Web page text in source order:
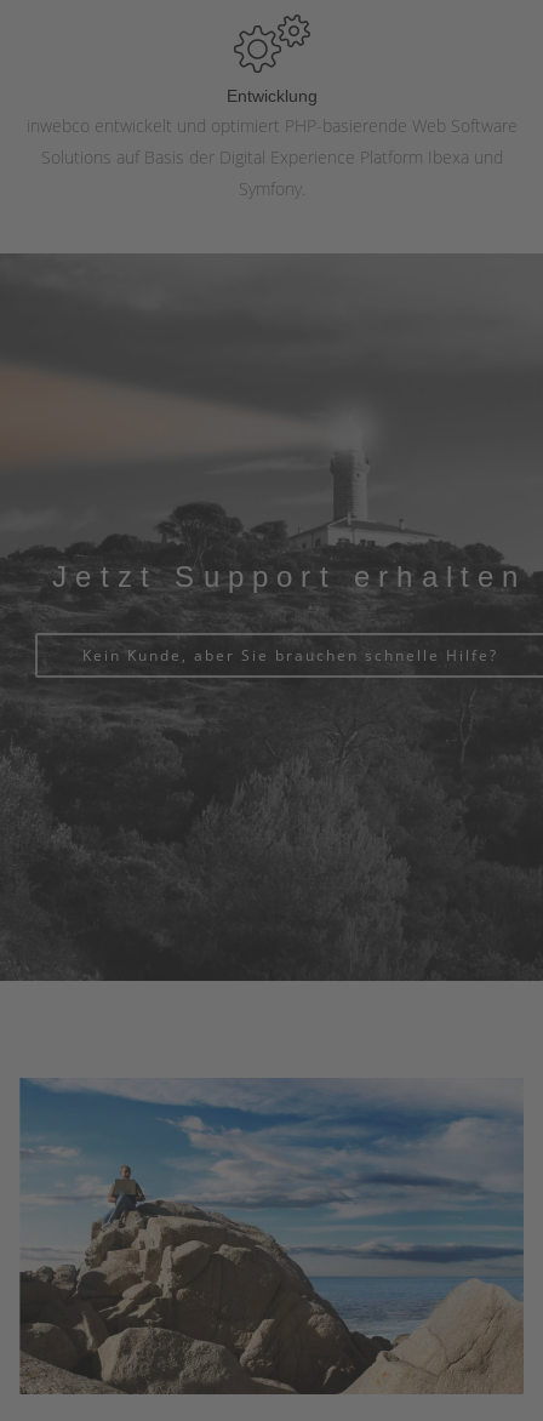
Entwicklung
inwebco entwickelt und optimiert PHP-basierende Web Software
Solutions auf Basis der Digital Experience Platform Ibexa und
Symfony.
Jetzt Support erhalten
Kein Kunde, aber Sie brauchen schnelle Hilfe?